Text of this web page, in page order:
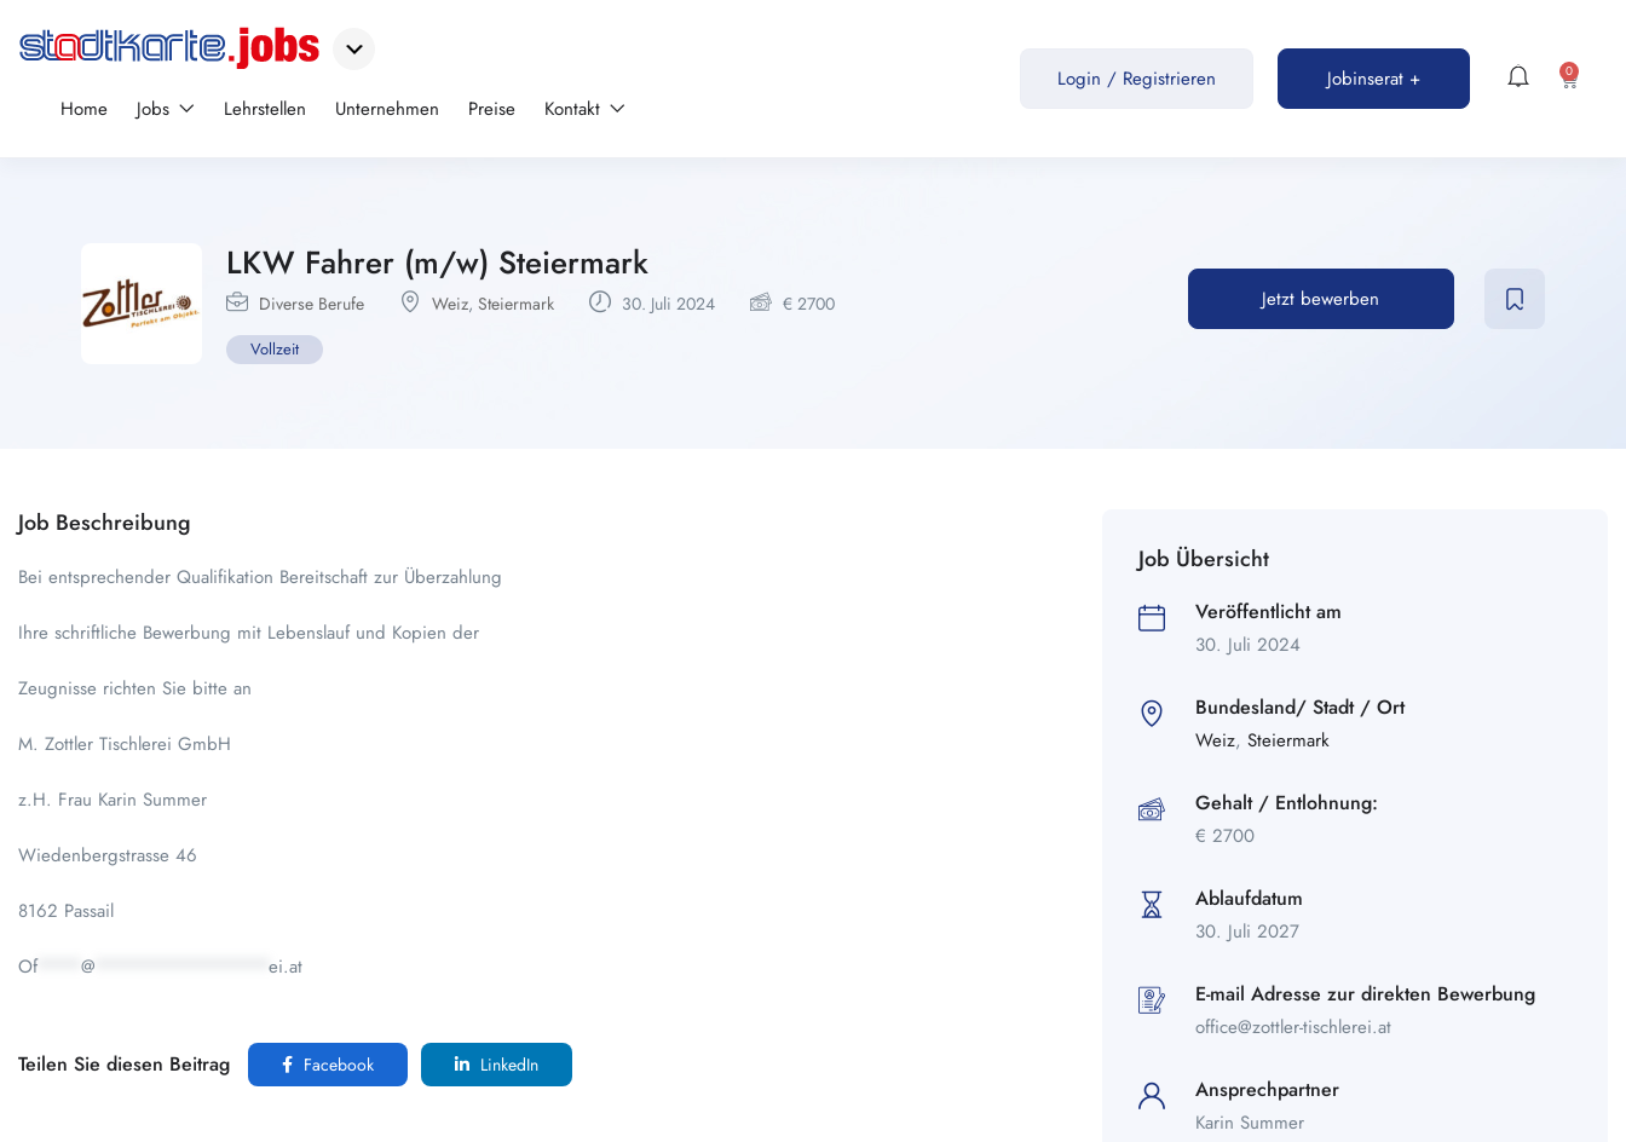
Home Jobs Lehrstellen Unternehmen Preise Kontakt
Login / Registrieren Jobinserat + 0
LKW Fahrer (m/w) Steiermark
Diverse Berufe Weiz, Steiermark 30. Juli 2024 € 2700
Vollzeit
Jetzt bewerben
Job Beschreibung
Bei entsprechender Qualifikation Bereitschaft zur Überzahlung
Ihre schriftliche Bewerbung mit Lebenslauf und Kopien der
Zeugnisse richten Sie bitte an
M. Zottler Tischlerei GmbH
z.H. Frau Karin Summer
Wiedenbergstrasse 46
8162 Passail
Of**** @ ei.at
Teilen Sie diesen Beitrag Facebook LinkedIn
Job Übersicht
Veröffentlicht am
30. Juli 2024
Bundesland/ Stadt / Ort
Weiz, Steiermark
Gehalt / Entlohnung:
€ 2700
Ablaufdatum
30. Juli 2027
E-mail Adresse zur direkten Bewerbung
office@zottler-tischlerei.at
Ansprechpartner
Karin Summer